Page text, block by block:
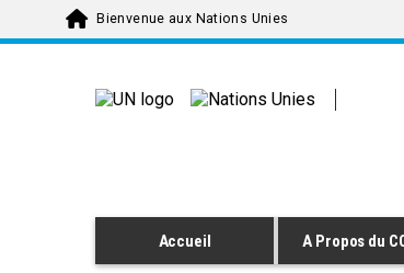
Skip to main contentBienvenue aux Nations Unies
Accueil A Propos du